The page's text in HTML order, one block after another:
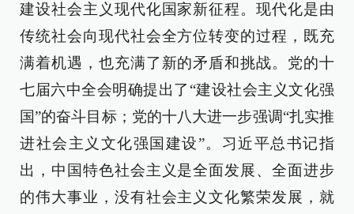
建设社会主义现代化国家新征程。现代化是由
传统社会向现代社会全方位转变的过程，既充
满着机遇，也充满了新的矛盾和挑战。党的十
七届六中全会明确提出了“建设社会主义文化强
国”的奋斗目标；党的十八大进一步强调“扎实推
进社会主义文化强国建设”。习近平总书记指
出，中国特色社会主义是全面发展、全面进步
的伟大事业，没有社会主义文化繁荣发展，就